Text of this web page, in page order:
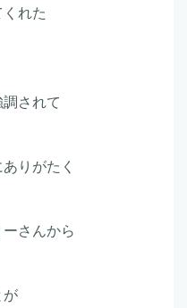
れた
されて
りがたく
さんから
が